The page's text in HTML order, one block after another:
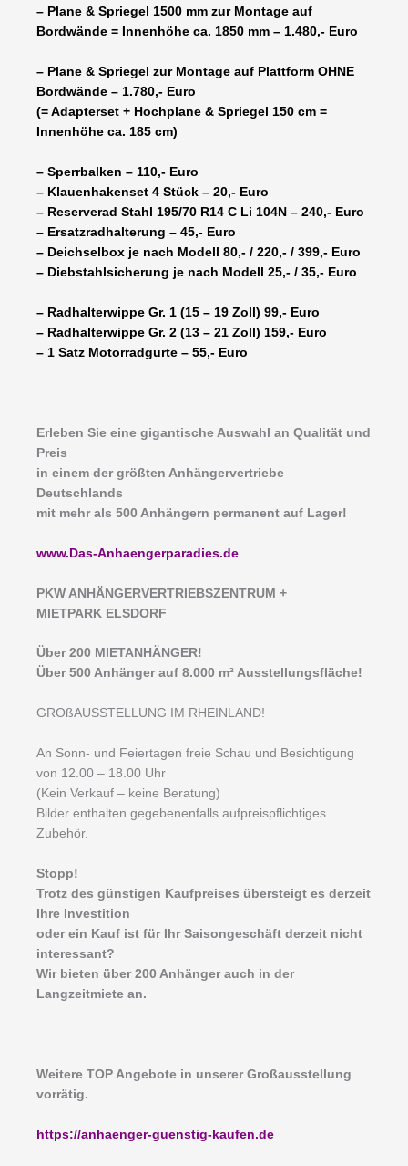
– Plane & Spriegel 1500 mm zur Montage auf
Bordwände = Innenhöhe ca. 1850 mm – 1.480,- Euro
– Plane & Spriegel zur Montage auf Plattform OHNE
Bordwände – 1.780,- Euro
(= Adapterset + Hochplane & Spriegel 150 cm =
Innenhöhe ca. 185 cm)
– Sperrbalken – 110,- Euro
– Klauenhakenset 4 Stück – 20,- Euro
– Reserverad Stahl 195/70 R14 C Li 104N – 240,- Euro
– Ersatzradhalterung – 45,- Euro
– Deichselbox je nach Modell 80,- / 220,- / 399,- Euro
– Diebstahlsicherung je nach Modell 25,- / 35,- Euro
– Radhalterwippe Gr. 1 (15 – 19 Zoll) 99,- Euro
– Radhalterwippe Gr. 2 (13 – 21 Zoll) 159,- Euro
– 1 Satz Motorradgurte – 55,- Euro
Erleben Sie eine gigantische Auswahl an Qualität und
Preis
in einem der größten Anhängervertriebe
Deutschlands
mit mehr als 500 Anhängern permanent auf Lager!
www.Das-Anhaengerparadies.de
PKW ANHÄNGERVERTRIEBSZENTRUM +
MIETPARK ELSDORF
Über 200 MIETANHÄNGER!
Über 500 Anhänger auf 8.000 m² Ausstellungsfläche!
GROßAUSSTELLUNG IM RHEINLAND!
An Sonn- und Feiertagen freie Schau und Besichtigung
von 12.00 – 18.00 Uhr
(Kein Verkauf – keine Beratung)
Bilder enthalten gegebenenfalls aufpreispflichtiges
Zubehör.
Stopp!
Trotz des günstigen Kaufpreises übersteigt es derzeit
Ihre Investition
oder ein Kauf ist für Ihr Saisongeschäft derzeit nicht
interessant?
Wir bieten über 200 Anhänger auch in der
Langzeitmiete an.
Weitere TOP Angebote in unserer Großausstellung
vorrätig.
https://anhaenger-guenstig-kaufen.de